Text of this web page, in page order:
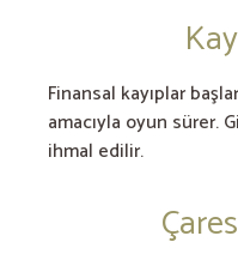
Finansal kayıplar
amacıyla oyun sürer.
ihmal edilir.